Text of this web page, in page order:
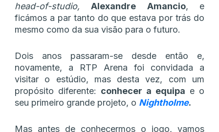
head-of-studio,
Alexandre Amancio, e
ficámos a par tanto do que estava por trás do
mesmo como da sua visão para o futuro.
Dois anos passaram-se desde então e,
novamente, a RTP Arena foi convidada a
visitar o estúdio, mas desta vez, com um
propósito diferente: conhecer a equipa e o
seu primeiro grande projeto, o Nightholme.
Mas antes de conhecermos o jogo, vamos